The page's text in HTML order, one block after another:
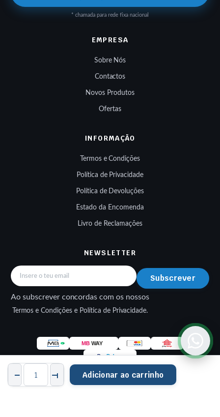
Kit
Reparação
Adicionar ao carrinho
STORE PESQUISAR FAVORITOS CONTA CATEGORIAS
* chamada para rede fixa nacional
EMPRESA
Sobre Nós
Contactos
Novos Produtos
Ofertas
INFORMAÇÃO
Termos e Condições
Política de Privacidade
Política de Devoluções
Estado da Encomenda
Livro de Reclamações
NEWSLETTER
Subscrever
Ao subscrever concordas com os nossos
Termos e Condições e Política de Privacidade.